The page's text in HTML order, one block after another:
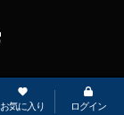
お気に入り ログイン
ーケット(ギター＆